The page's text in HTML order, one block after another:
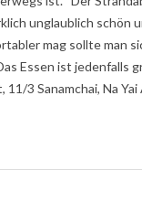
unglaublich schön
mag sollte man
Essen ist jedenfalls
3 Sanamchai, Na Yai